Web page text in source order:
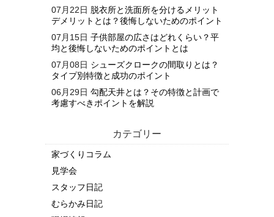
07月22日 脱衣所と洗面所を分けるメリット
デメリットとは？後悔しないためのポイント
07月15日 子供部屋の広さはどれくらい？平
均と後悔しないためのポイントとは
07月08日 シューズクロークの間取りとは？
タイプ別特徴と成功のポイント
06月29日 勾配天井とは？その特徴と計画で
考慮すべきポイントを解説
カテゴリー
家づくりコラム
見学会
スタッフ日記
むらかみ日記